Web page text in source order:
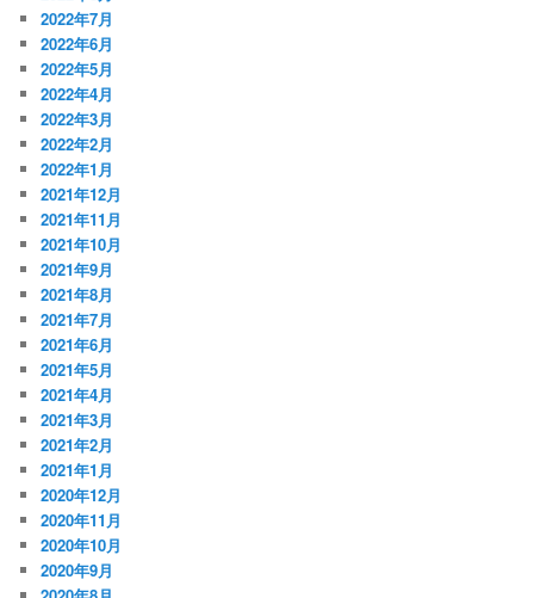
2022年7月
2022年6月
2022年5月
2022年4月
2022年3月
2022年2月
2022年1月
2021年12月
2021年11月
2021年10月
2021年9月
2021年8月
2021年7月
2021年6月
2021年5月
2021年4月
2021年3月
2021年2月
2021年1月
2020年12月
2020年11月
2020年10月
2020年9月